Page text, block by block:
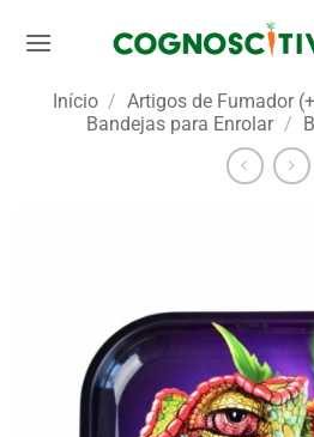
Início / Artigos de Fumador
Bandejas para Enrolar /